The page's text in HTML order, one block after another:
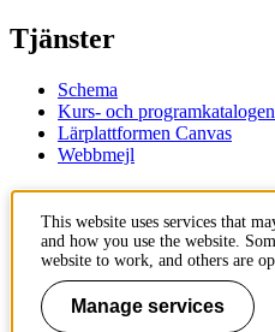
Tjänster
Schema
Kurs- och programkatalogen
Lärplattformen Canvas
Webbmejl
Kontakt
KTH
100 44 Stockholm
+46 8 790 60 00
This website uses services that
and how you use the website.
website to work, and others are
Manage services